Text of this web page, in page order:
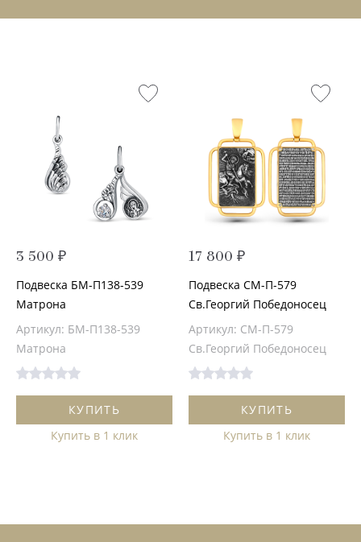
3 500 ₽
Подвеска БМ-П138-539
Матрона
Артикул: БМ-П138-539
Матрона
КУПИТЬ
Купить в 1 клик
17 800 ₽
Подвеска СМ-П-579
Св.Георгий Победоносец
Артикул: СМ-П-579
Св.Георгий Победоносец
КУПИТЬ
Купить в 1 клик